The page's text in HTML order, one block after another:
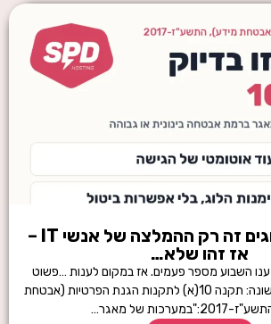
עזוב אותך , לוגים זה רק ההמלצה של אנשי IT –
אז זהו שלא…
השבוע מספר פעמים. אז במקום לענות …פשוט
נצטט את התקנה, בלשונה: תקנה 10(א) לתקנות הגנת הפרטיות (אבטחת
של מאגר…